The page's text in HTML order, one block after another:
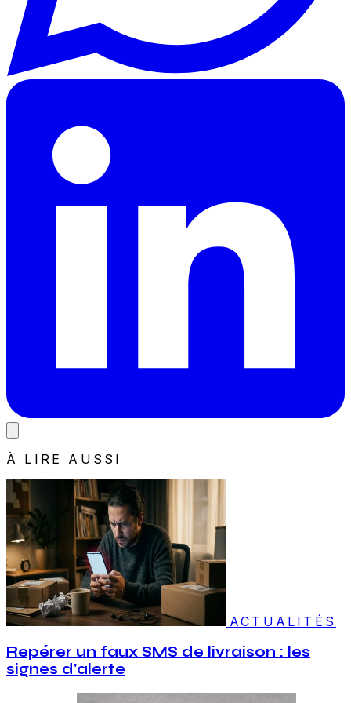
À LIRE AUSSI
ACTUALITÉS
Repérer un faux SMS de livraison : les
signes d'alerte